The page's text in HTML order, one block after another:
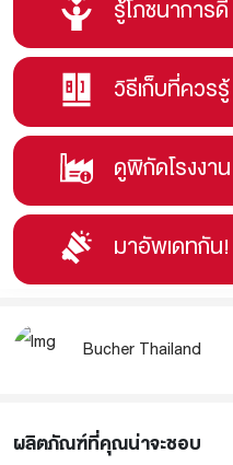
รู้โภชนาการ
วิธีเก็บที่ควรรู้
ดูพิกัดโรงงาน
มาอัพเดทกัน!
Bucher Thailand
ผลิตภัณฑ์ที่คุณน่าจะชอบ